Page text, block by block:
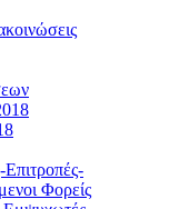
Φορείς